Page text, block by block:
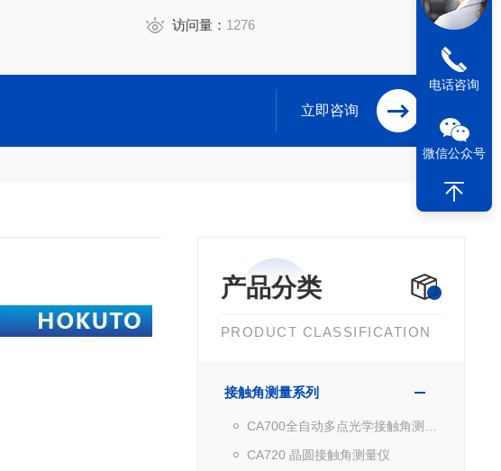
访问量： 1276
立即咨询
产品分类
PRODUCT CLASSIFICATION
接触角测量系列
CA720 晶圆接触角测量仪
电话咨询
微信公众号